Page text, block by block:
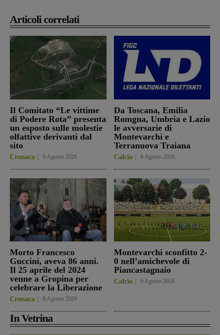
Articoli correlati
Il Comitato “Le vittime
di Podere Rota” presenta
un esposto sulle molestie
olfattive derivanti dal
sito
Cronaca 6 Agosto 2026
Da Toscana, Emilia
Romgna, Umbria e Lazio
le avversarie di
Montevarchi e
Terranuova Traiana
Calcio 6 Agosto 2026
Morto Francesco
Guccini, aveva 86 anni.
Il 25 aprile del 2024
venne a Gropina per
celebrare la Liberazione
Cronaca 6 Agosto 2026
Montevarchi sconfitto 2-
0 nell’amichevole di
Piancastagnaio
Calcio 6 Agosto 2026
In Vetrina